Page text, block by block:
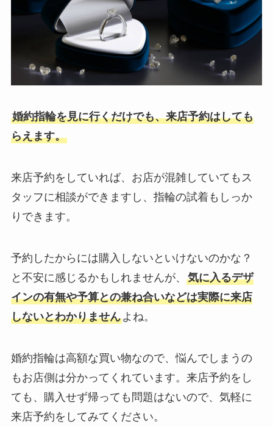
婚約指輪を見に行くだけでも、来店予約はしても
らえます。
来店予約をしていれば、お店が混雑していてもス
タッフに相談ができますし、指輪の試着もしっか
りできます。
予約したからには購入しないといけないのかな？
と不安に感じるかもしれませんが、 気に入るデザ
インの有無や予算との兼ね合いなどは実際に来店
しないとわかりませんよね。
婚約指輪は高額な買い物なので、悩んでしまうの
もお店側は分かってくれています。来店予約をし
ても、購入せず帰っても問題はないので、気軽に
来店予約をしてみてください。